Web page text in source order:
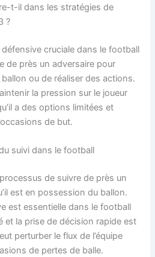
t-il dans les stratégies de
?
cruciale dans le football
de près un adversaire pour
ballon ou de réaliser des actions.
la pression sur le joueur
a des options limitées et
de but.
suivi dans le football
de suivre de près un
est en possession du ballon.
est essentielle dans le football
et la prise de décision rapide est
perturber le flux de l’équipe
de pertes de balle.